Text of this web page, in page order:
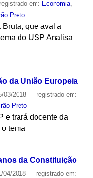
em: Economia,
Preto
Bruta, que avalia
do USP Analisa
da União Europeia
03/2018 — registrado em:
Preto
e trará docente da
tema
da Constituição
04/2018 — registrado em: